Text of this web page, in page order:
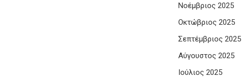
Νοέμβριος 2025
Οκτώβριος 2025
Σεπτέμβριος 2025
Αύγουστος 2025
Ιούλιος 2025